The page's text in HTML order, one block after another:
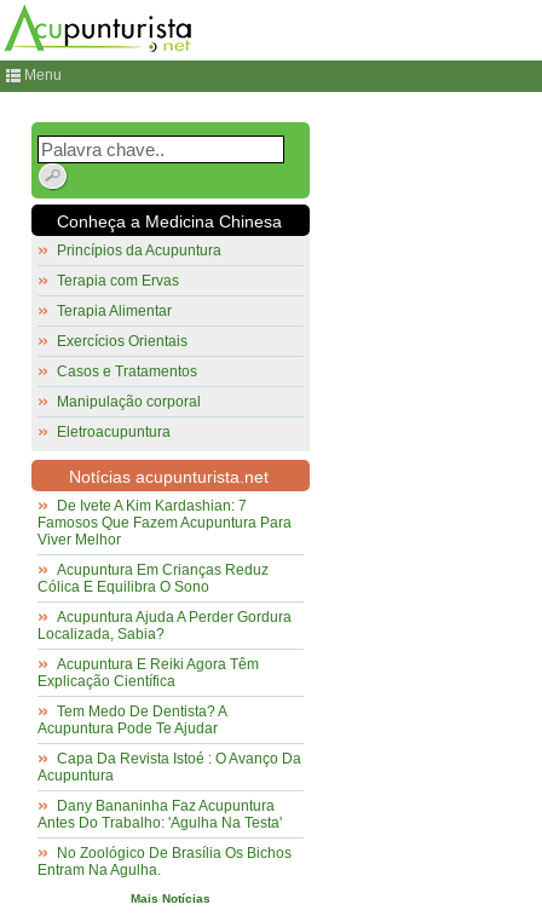
Menu
Conheça a Medicina Chinesa
Princípios da Acupuntura
Terapia com Ervas
Terapia Alimentar
Exercícios Orientais
Casos e Tratamentos
Manipulação corporal
Eletroacupuntura
Notícias acupunturista.net
De Ivete A Kim Kardashian: 7
Famosos Que Fazem Acupuntura Para
Viver Melhor
Acupuntura Em Crianças Reduz
Cólica E Equilibra O Sono
Acupuntura Ajuda A Perder Gordura
Localizada, Sabia?
Acupuntura E Reiki Agora Têm
Explicação Científica
Tem Medo De Dentista? A
Acupuntura Pode Te Ajudar
Capa Da Revista Istoé : O Avanço Da
Acupuntura
Dany Bananinha Faz Acupuntura
Antes Do Trabalho: 'Agulha Na Testa'
No Zoológico De Brasília Os Bichos
Entram Na Agulha.
Mais Notícias